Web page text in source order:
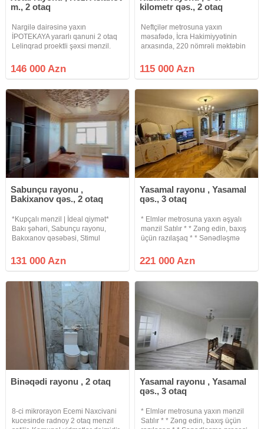
m., 2 otaq
Nargilə dairəsinə yaxın
İPOTEKAYA yararlı qanuni 2 otaq
Lelinqrad proektli şəxsi mənzil.
kombi, ehtiyat su çəni kondisioner
mətbəx mebeli və s var. Şəxsi
146 000 Azn
kilometr qəs., 2 otaq
Neftçilər metrosuna yaxın
məsafədə, İcra Hakimiyyətinin
arxasında, 220 nömrəli məktəbin
mərtəbəsində orta blokda
yerləşən 1 otaqdan 2 otağa
115 000 Azn
Sabunçu rayonu ,
Bakixanov qəs., 2 otaq
*Kupçalı mənzil | İdeal qiymət*
Bakı şəhəri, Sabunçu rayonu,
Bakıxanov qəsəbəsi, Stimul
daş binanın 5-ci mərtəbəsində
yerləşən *qanuni 2 otaqlı mənzil
131 000 Azn
Yasamal rayonu , Yasamal
qəs., 3 otaq
* Elmlər metrosuna yaxın əşyalı
mənzil Satılır * * Zəng edin, baxış
üçün razılaşaq * * Sənədləşmə
şəkildə aparılır * * Binanın tipi :
köhnə tikili (Xruşofka) * Otaq Sayı :
221 000 Azn
Binəqədi rayonu , 2 otaq
8-ci mikrorayon Ecemi Naxcivani
kucesinde radnoy 2 otaq menzil
Yasamal rayonu , Yasamal
qəs., 3 otaq
* Elmlər metrosuna yaxın mənzil
Satılır * * Zəng edin, baxış üçün